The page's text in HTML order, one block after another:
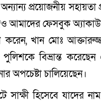
প্রয়োজনীয় সহায়তা
আমাদের ফেসবুক
করেন, খান মোঃ
বিভ্রান্ত
অপচেষ্টা চালিয়েছেন।
সাক্ষী হিসেবে